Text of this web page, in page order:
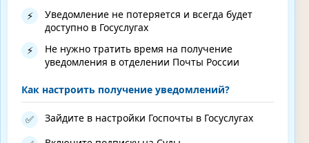
⚡
Уведомление не потеряется и всегда будет
доступно в Госуслугах
⚡
Не нужно тратить время на получение
уведомления в отделении Почты России
Как настроить получение уведомлений?
✅ Зайдите в настройки Госпочты в Госуслугах